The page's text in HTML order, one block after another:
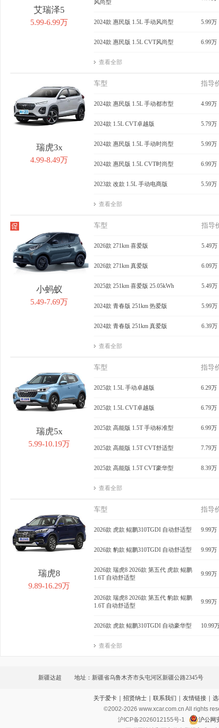
艾瑞泽5
5.99-6.99万
风尚型
2024款 惠民版 1.5L 手动风尚型 5.99万
2024款 惠民版 1.5L CVT风尚型 6.99万
查看全部
瑞虎3x
4.99-8.49万
车型 指导
2024款 惠民版 1.5L 手动都市型 4.99万
2024款 1.5L CVT卓越版 5.79万
2024款 惠民版 1.5L 手动时尚型 5.99万
2024款 惠民版 1.5L CVT时尚型 6.99万
2023款 改款 1.5L 手动电商版 5.59万
查看全部
小蚂蚁
5.49-7.69万
车型 指导
2026款 271km 喜爱版 5.49万
2026款 271km 真爱版 6.09万
2025款 251km 喜爱版 25.05kWh 5.49万
2024款 青春版 251km 热爱版 5.99万
2024款 青春版 251km 真爱版 6.39万
查看全部
瑞虎5x
5.99-10.19万
车型 指导
2025款 1.5L 手动卓越版 6.29万
2025款 1.5L CVT卓越版 6.79万
2025款 高能版 1.5T 手动标准型 6.99万
2025款 高能版 1.5T CVT舒适型 7.79万
2025款 高能版 1.5T CVT豪华型 8.39万
查看全部
瑞虎8
9.89-16.29万
车型 指导
2026款 虎款 鲲鹏310TGDI 自动舒适型 9.99万
2026款 豹款 鲲鹏310TGDI 自动舒适型 9.99万
2026款 瑞虎8 2026款 第五代 虎款 鲲鹏
1.6T 自动舒适型
9.99万
2026款 瑞虎8 2026款 第五代 豹款 鲲鹏
1.6T 自动舒适型
9.99万
2026款 虎款 鲲鹏310TGDI 自动豪华型 10.99
查看全部
新疆达超 地址：新疆省乌鲁木齐市头屯河区新疆公路2345号
关于爱卡 | 招贤纳士 | 联系我们 | 友情链接 |
©2002-2026 www.xcar.com.cn All rights
沪ICP备2026012155号-1
沪公网